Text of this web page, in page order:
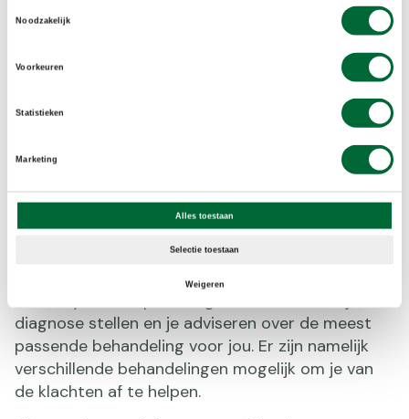
Noodzakelijk
Voorkeuren
Statistieken
Marketing
Alles toestaan
Selectie toestaan
Weigeren
Klachten, en dan?
Heb je klachten die na een tijd van rust niet over
gaan? Dan is het verstandig om naar de huisarts
diagnose stellen en je adviseren over de meest
passende behandeling voor jou. Er zijn namelijk
verschillende behandelingen mogelijk om je van
de klachten af te helpen.